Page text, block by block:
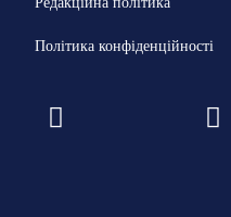
Політика конфіденційності